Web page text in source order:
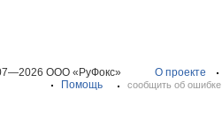
ООО «РуФокс» О проекте
Помощь
сообщить об ошибке